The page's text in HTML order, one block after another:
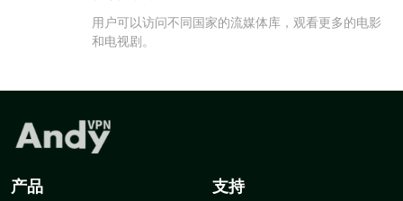
用户可以访问不同国家的流媒体库，观看更多的电影
和电视剧。
产品 支持